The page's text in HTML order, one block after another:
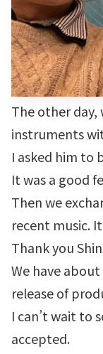
The other
instruments
I asked him to
It was a good
Then we
recent music.
Thank you
We have
release of
I can’t wait to
accepted.